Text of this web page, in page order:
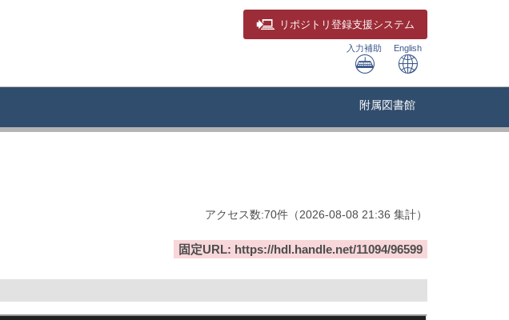
リポジトリ 登録支援システム
入力補助 English
附属図書館
アクセス数:70件 （2026-08-08 21:36 集計）
固定URL: https://hdl.handle.net/11094/96599